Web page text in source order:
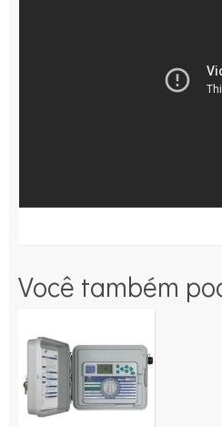
Você também